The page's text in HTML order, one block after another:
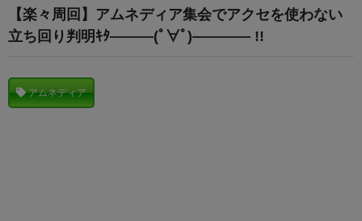
【楽々周回】アムネディア集会でアクセを使わない
立ち回り判明ｷﾀ―――(ﾟ∀ﾟ)―――― !!
アムネディア